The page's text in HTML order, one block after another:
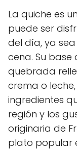
La quiche es
puede ser
del día, ya
cena. Su base
quebrada
crema o
ingredientes
región y los
originaria de
plato popular